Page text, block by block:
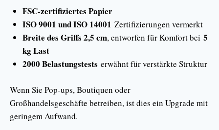
FSC-zertifiziertes Papier
ISO 9001 und ISO 14001 Zertifizierungen vermerkt
Breite des Griffs 2,5 cm, entworfen für Komfort bei 5
kg Last
2000 Belastungstests erwähnt für verstärkte Struktur
Wenn Sie Pop-ups, Boutiquen oder
Großhandelsgeschäfte betreiben, ist dies ein Upgrade mit
geringem Aufwand.